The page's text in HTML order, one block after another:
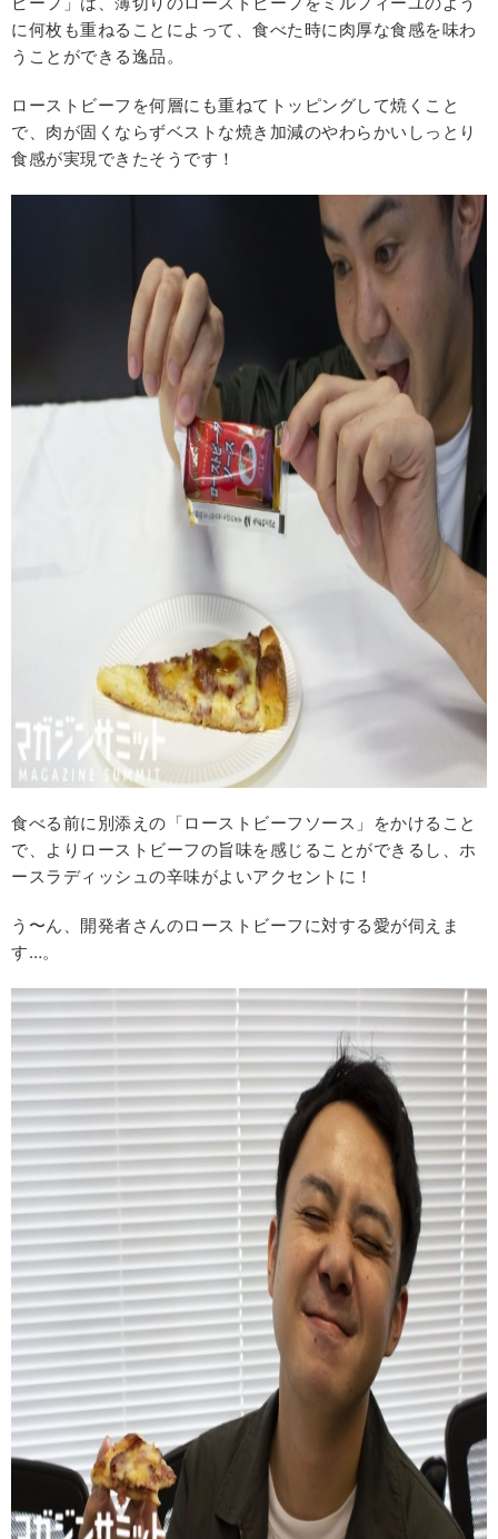
に何枚も重ねることによって、食べた時に肉厚な食感を味わ
うことができる逸品。
ローストビーフを何層にも重ねてトッピングして焼くこと
で、肉が固くならずベストな焼き加減のやわらかいしっとり
食感が実現できたそうです！
食べる前に別添えの「ローストビーフソース」をかけること
で、よりローストビーフの旨味を感じることができるし、ホ
ースラディッシュの辛味がよいアクセントに！
う〜ん、開発者さんのローストビーフに対する愛が伺えま
す…。